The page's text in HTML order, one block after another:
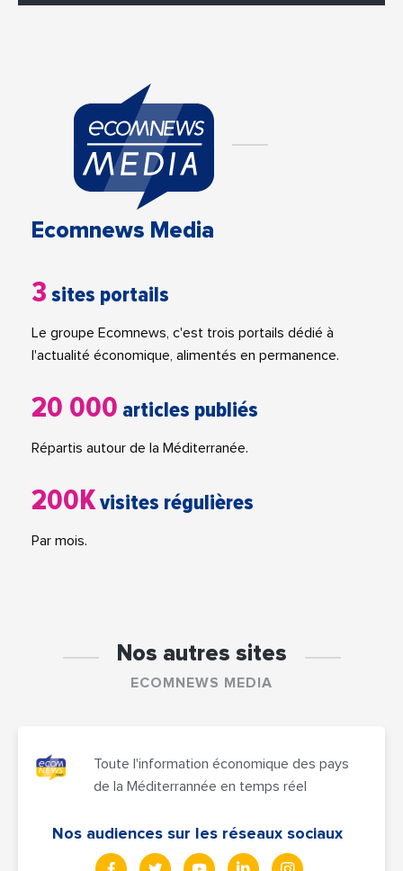
Ecomnews Media
3 sites portails
Le groupe Ecomnews, c'est trois portails dédié à
l'actualité économique, alimentés en permanence.
20 000 articles publiés
Répartis autour de la Méditerranée.
200Kvisites régulières
Par mois.
Nos autres sites
ECOMNEWS MEDIA
Toute l'information économique des pays
de la Méditerrannée en temps réel
Nos audiences sur les réseaux sociaux